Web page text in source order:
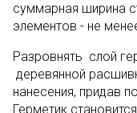
суммарная ширина
элементов - не
Разровнять слой
деревянной
нанесения, придав
Герметик